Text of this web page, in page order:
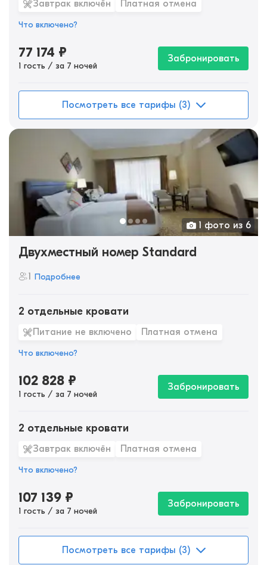
Завтрак включён Платная отмена
Что включено?
77 174 ₽
1 гость / за 7 ночей
Забронировать
Посмотреть все тарифы (3)
1 фото из 6
Двухместный номер Standard
1 Подробнее
2 отдельные кровати
Питание не включено Платная отмена
Что включено?
102 828 ₽
1 гость / за 7 ночей
Забронировать
2 отдельные кровати
Завтрак включён Платная отмена
Что включено?
107 139 ₽
1 гость / за 7 ночей
Забронировать
Посмотреть все тарифы (3)